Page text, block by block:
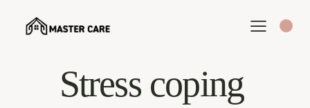
Stress coping